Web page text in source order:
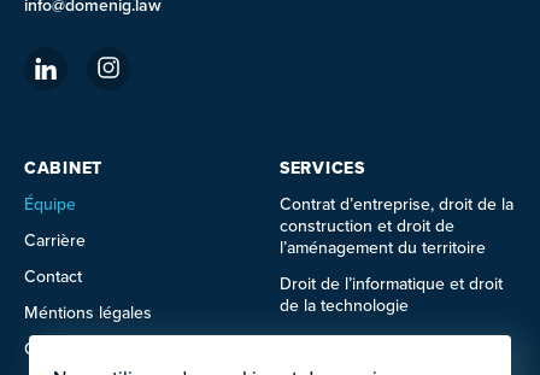
info@domenig.law
CABINET
Équipe
Carrière
Contact
Méntions légales
Conditions d'utilisation
SERVICES
Contrat d’entreprise, droit de la
construction et droit de
l’aménagement du territoire
Droit de l’informatique et droit
de la technologie
Droit de l’immobilier